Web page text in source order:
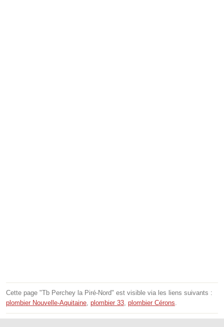
Cette page "Tb Perchey la Piré-Nord" est visible via les liens suivants :
plombier Nouvelle-Aquitaine, plombier 33, plombier Cérons.